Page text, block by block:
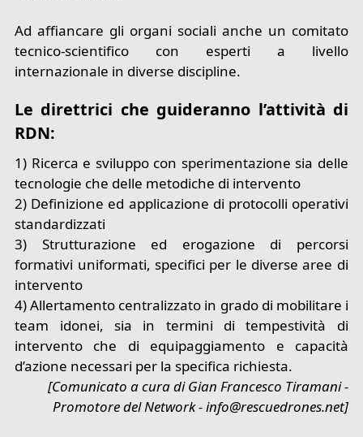
Ad affiancare gli organi sociali anche un comitato
tecnico-scientifico con esperti a livello
internazionale in diverse discipline.
Le direttrici che guideranno l’attività di
RDN:
1) Ricerca e sviluppo con sperimentazione sia delle
tecnologie che delle metodiche di intervento
2) Definizione ed applicazione di protocolli operativi
standardizzati
3) Strutturazione ed erogazione di percorsi
formativi uniformati, specifici per le diverse aree di
intervento
4) Allertamento centralizzato in grado di mobilitare i
team idonei, sia in termini di tempestività di
intervento che di equipaggiamento e capacità
d’azione necessari per la specifica richiesta.
[Comunicato a cura di Gian Francesco Tiramani -
Promotore del Network - info@rescuedrones.net]